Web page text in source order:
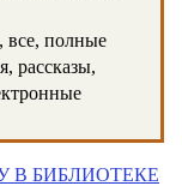
все, полные
рассказы,
В БИБЛИОТЕКЕ